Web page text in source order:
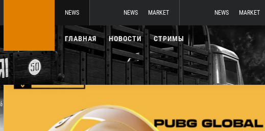
NEWS NEWS MARKET NEWS MARKET
ГЛАВНАЯ НОВОСТИ СТРИМЫ